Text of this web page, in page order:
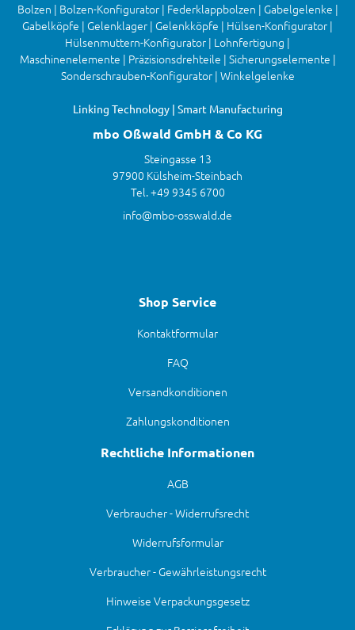
Bolzen | Bolzen-Konfigurator | Federklappbolzen | Gabelgelenke |
Gabelköpfe | Gelenklager | Gelenkköpfe | Hülsen-Konfigurator |
Hülsenmuttern-Konfigurator | Lohnfertigung |
Maschinenelemente | Präzisionsdrehteile | Sicherungselemente |
Sonderschrauben-Konfigurator | Winkelgelenke
Linking Technology | Smart Manufacturing
mbo Oßwald GmbH & Co KG
Steingasse 13
97900 Külsheim-Steinbach
Tel. +49 9345 6700
info@mbo-osswald.de
Shop Service
Kontaktformular
FAQ
Versandkonditionen
Zahlungskonditionen
Rechtliche Informationen
AGB
Verbraucher - Widerrufsrecht
Widerrufsformular
Verbraucher - Gewährleistungsrecht
Hinweise Verpackungsgesetz